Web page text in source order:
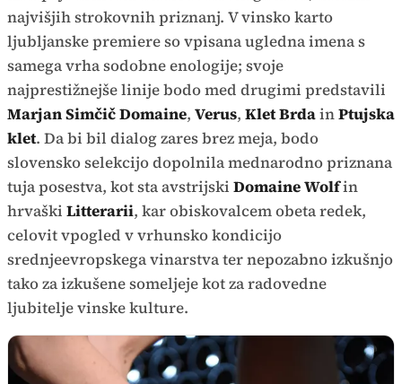
najvišjih strokovnih priznanj. V vinsko karto
ljubljanske premiere so vpisana ugledna imena s
samega vrha sodobne enologije; svoje
najprestižnejše linije bodo med drugimi predstavili
Marjan Simčič Domaine, Verus, Klet BrdainPtujska
klet. Da bi bil dialog zares brez meja, bodo
slovensko selekcijo dopolnila mednarodno priznana
tuja posestva, kot sta avstrijski Domaine Wolfin
hrvaški Litterarii, kar obiskovalcem obeta redek,
celovit vpogled v vrhunsko kondicijo
srednjeevropskega vinarstva ter nepozabno izkušnjo
tako za izkušene someljeje kot za radovedne
ljubitelje vinske kulture.